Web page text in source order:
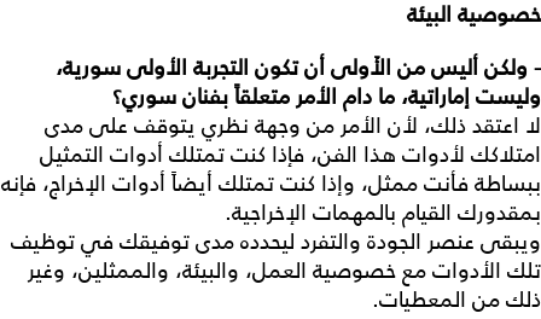
خصوصية البيئة
- ولكنأليسمن الأَولىأنتكون التجربة الأولىسورية،
وليستإماراتية، ما دام الأمرمتعلقاًبفنانسوري؟
لا اعتقد ذلك، لأن الأمر من وجهة نظري يتوقف على مدى
امتلاكك لأدوات هذا الفن، فإذا كنت تمتلك أدوات التمثيل
ببساطة فأنت ممثل، وإذا كنت تمتلك أيضاً أدوات الإخراج، فإنه
بمقدورك القيام بالمهمات الإخراجية.
ويبقى عنصر الجودة والتفرد ليحدده مدى توفيقك في توظيف
تلك الأدوات مع خصوصية العمل، والبيئة، والممثلين، وغير
ذلك من المعطيات.